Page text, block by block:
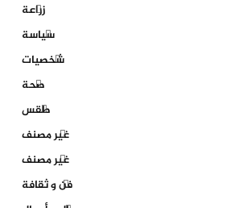
زراعة
سياسة
شخصيات
صحة
طقس
غير مصنف
غير مصنف
فن و ثقافة